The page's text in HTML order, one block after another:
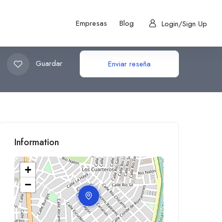
Empresas Blog Login/Sign Up
Guardar Enviar reseña
Information
+
−